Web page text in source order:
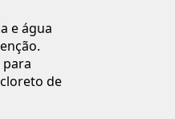
e água
para
de